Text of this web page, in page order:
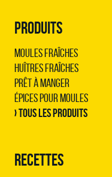
PRODUITS
Moules Fraîches
Huîtres Fraîches
Prêt à Manger
Épices pour Moules
› Tous les produits
RECETTES